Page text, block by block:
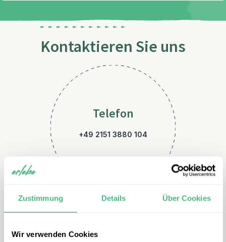
Zustimmung Details Über Cookies
Wir verwenden Cookies
Kontaktieren Sie uns
Telefon
+49 2151 3880 104
E-Mail